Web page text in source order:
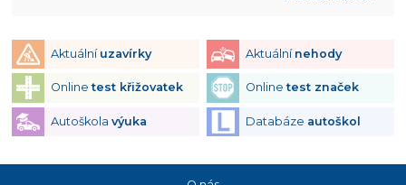
Aktuální uzavírky Aktuální nehody
Onlinetest křižovatek Onlinetest značek
Autoškola výuka Databáze autoškol